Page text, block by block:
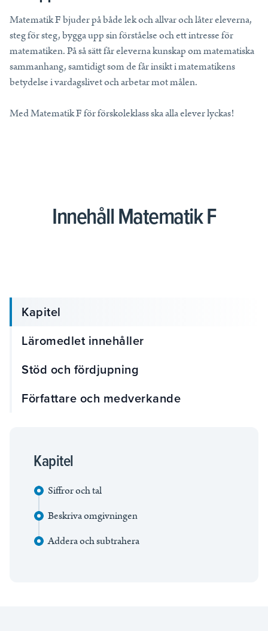
Läs mer
Lektionstips
Webbinarier & Inspelat
Kom igång
Matematik F bjuder på både lek och allvar och låter eleverna,
steg för steg, bygga upp sin förståelse och ett intresse för
matematiken. På så sätt får eleverna kunskap om matematiska
sammanhang, samtidigt som de får insikt i matematikens
betydelse i vardagslivet och arbetar mot målen.
Med Matematik F för förskoleklass ska alla elever lyckas!
Innehåll Matematik F
Kapitel
Läromedlet innehåller
Stöd och fördjupning
Författare och medverkande
Kapitel
Siffror och tal
Beskriva omgivningen
Addera och subtrahera